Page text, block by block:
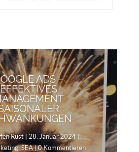
ADS –
EFFEKTIVES
Rust|28. Januar 2024|
,SEA| 0 Kommentieren